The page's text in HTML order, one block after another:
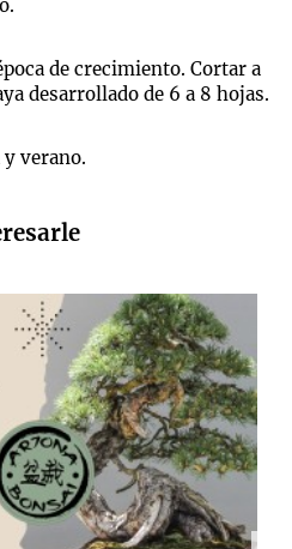
de crecimiento. Cortar a
desarrollado de 6 a 8 hojas.
verano.